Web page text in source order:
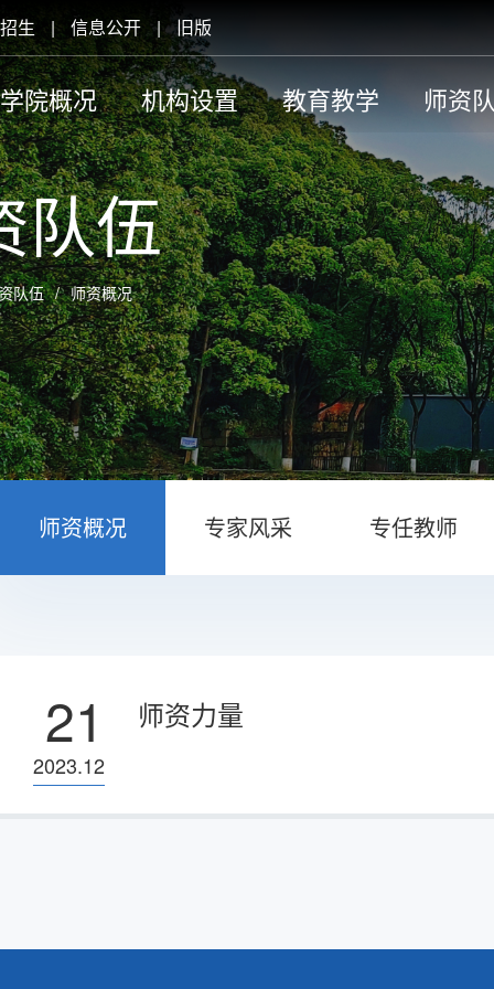
招生 | 信息公开 | 旧版
学院概况 机构设置 教育教学 师资
队伍
队伍 / 师资概况
师资概况 专家风采 专任教师
21
2023.12
师资力量